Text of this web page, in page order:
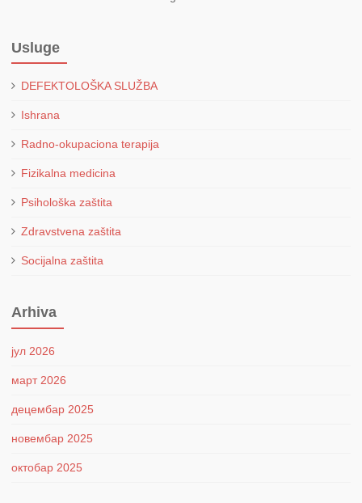
Usluge
DEFEKTOLOŠKA SLUŽBA
Ishrana
Radno-okupaciona terapija
Fizikalna medicina
Psihološka zaštita
Zdravstvena zaštita
Socijalna zaštita
Arhiva
јул 2026
март 2026
децембар 2025
новембар 2025
октобар 2025